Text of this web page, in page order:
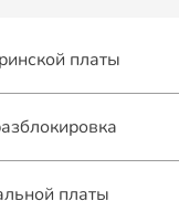
платы
платы